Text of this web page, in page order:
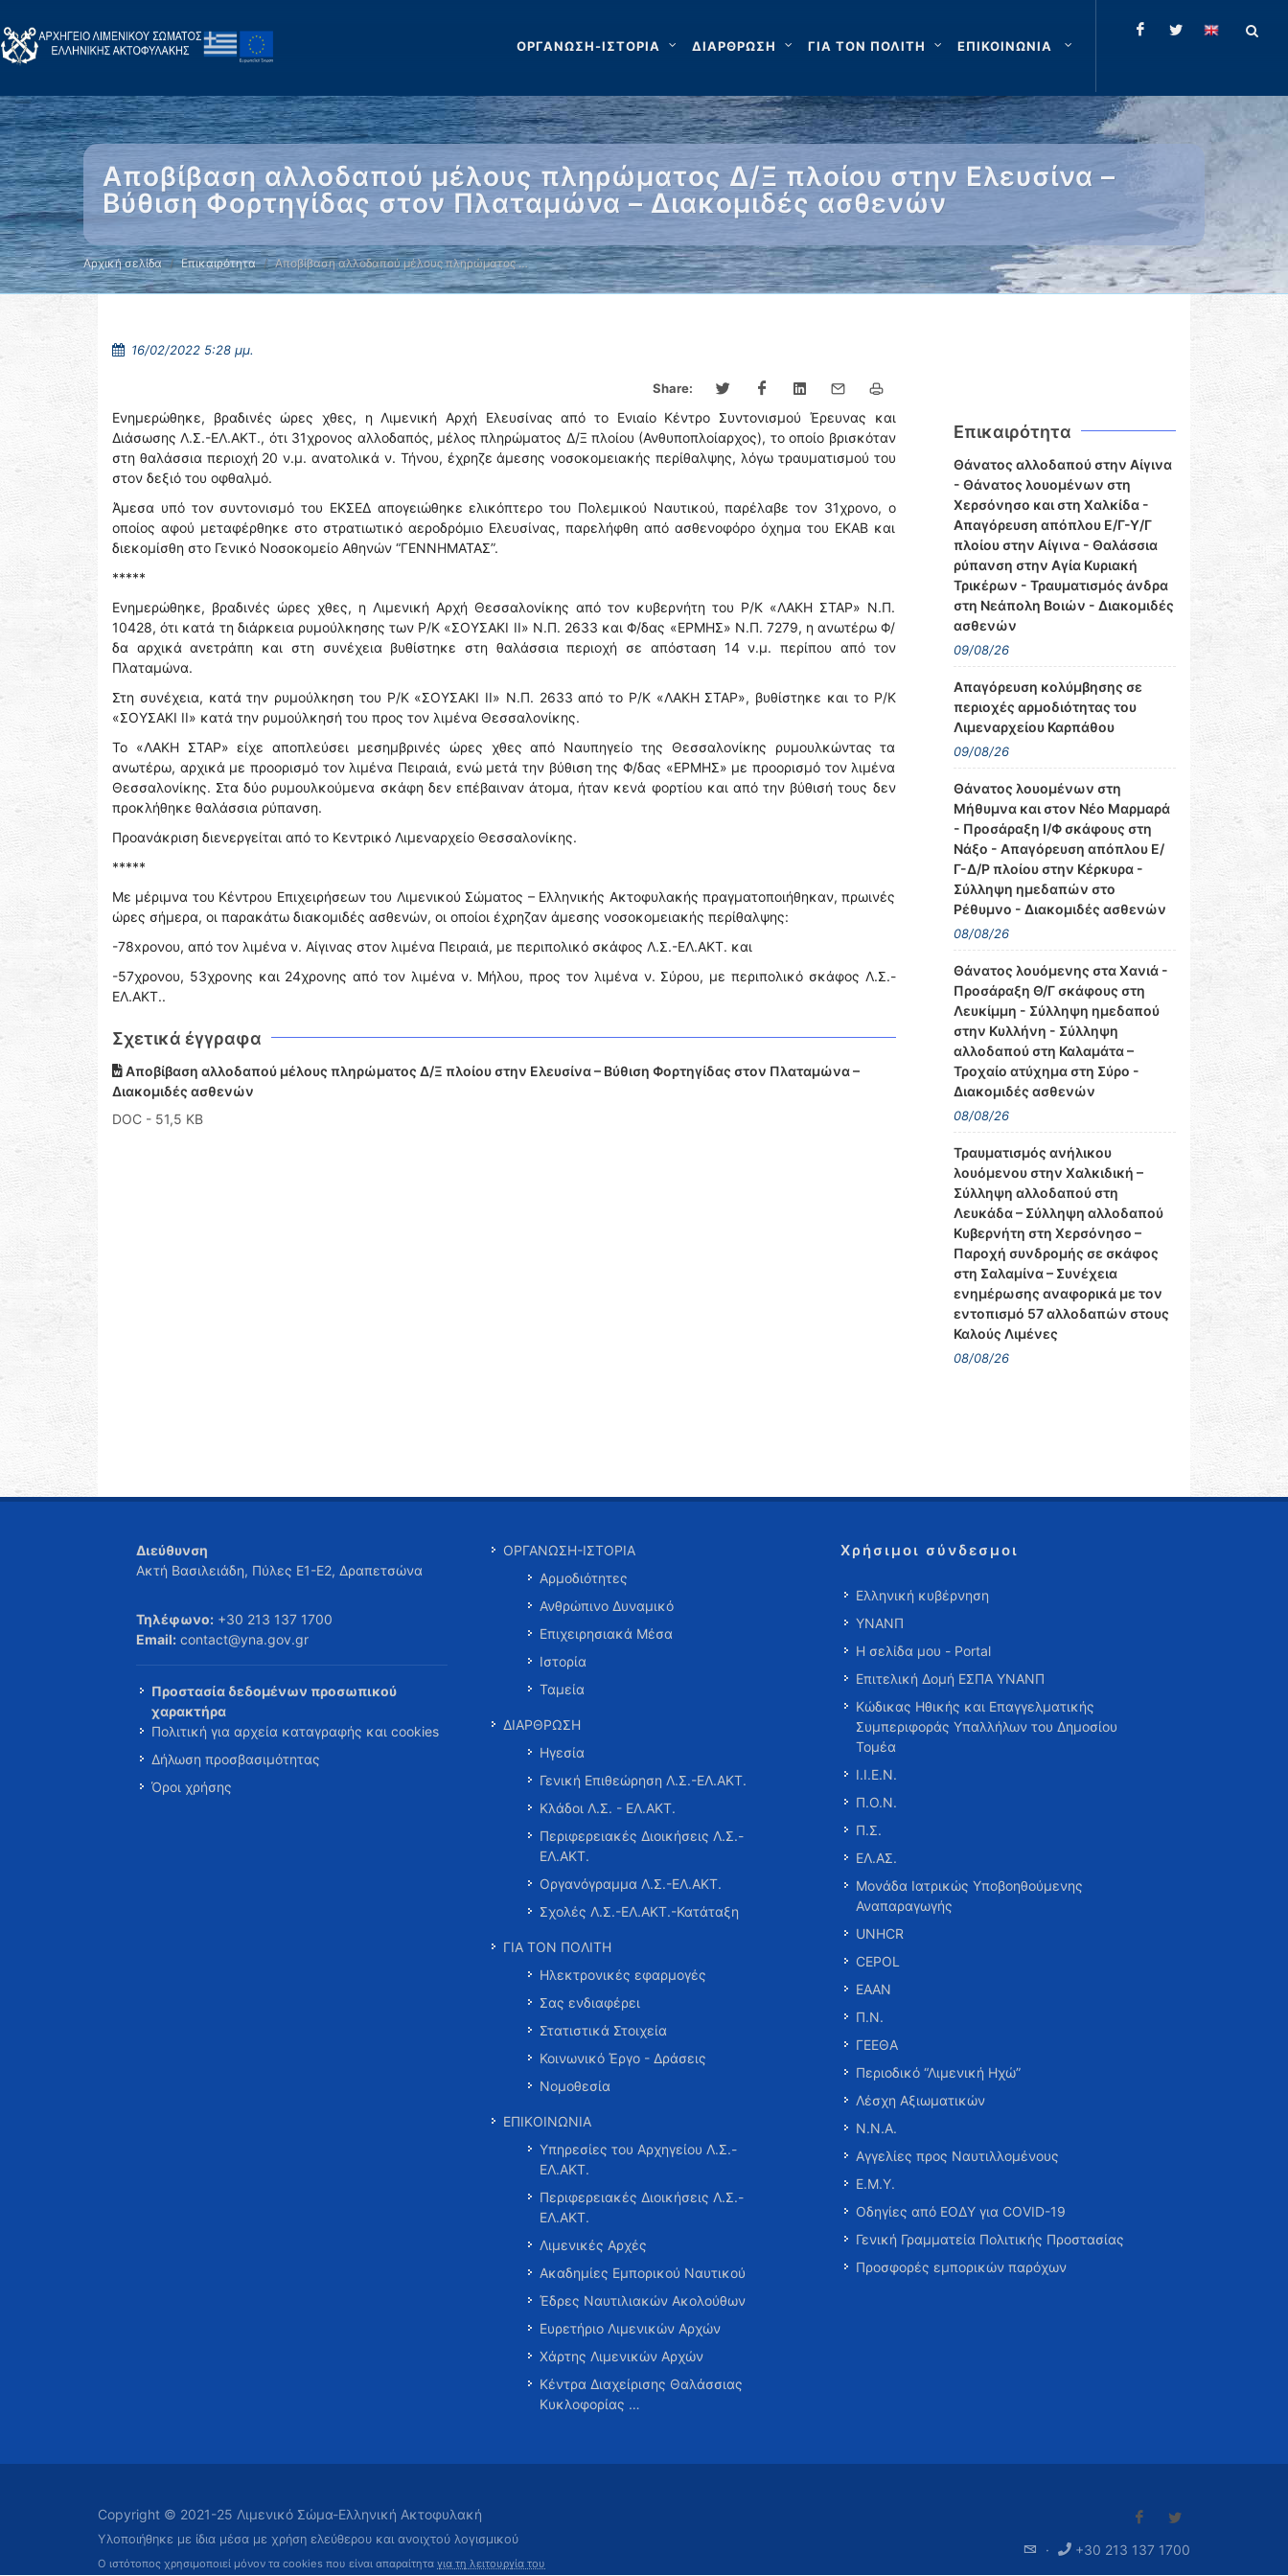
ΟΡΓΑΝΩΣΗ-ΙΣΤΟΡΙΑ ΔΙΑΡΘΡΩΣΗ ΓΙΑ ΤΟΝ ΠΟΛΙΤΗ ΕΠΙΚΟΙΝΩΝΙΑ
Αποβίβαση αλλοδαπού μέλους πληρώματος Δ/Ξ πλοίου στην Ελευσίνα –
Βύθιση Φορτηγίδας στον Πλαταμώνα – Διακομιδές ασθενών
Αρχική σελίδα Επικαιρότητα Αποβίβαση αλλοδαπού μέλους πληρώματος …
16/02/2022 5:28 μμ.
Share:
Ενημερώθηκε, βραδινές ώρες χθες, η Λιμενική Αρχή Ελευσίνας από το Ενιαίο Κέντρο Συντονισμού Έρευνας και
Διάσωσης Λ.Σ.-ΕΛ.ΑΚΤ., ότι 31χρονος αλλοδαπός, μέλος πληρώματος Δ/Ξ πλοίου (Ανθυποπλοίαρχος), το οποίο βρισκόταν
στη θαλάσσια περιοχή 20 ν.μ. ανατολικά ν. Τήνου, έχρηζε άμεσης νοσοκομειακής περίθαλψης, λόγω τραυματισμού του
στον δεξιό του οφθαλμό.
Άμεσα υπό τον συντονισμό του ΕΚΣΕΔ απογειώθηκε ελικόπτερο του Πολεμικού Ναυτικού, παρέλαβε τον 31χρονο, ο
οποίος αφού μεταφέρθηκε στο στρατιωτικό αεροδρόμιο Ελευσίνας, παρελήφθη από ασθενοφόρο όχημα του ΕΚΑΒ και
διεκομίσθη στο Γενικό Νοσοκομείο Αθηνών “ΓΕΝΝΗΜΑΤΑΣ”.
*****
Ενημερώθηκε, βραδινές ώρες χθες, η Λιμενική Αρχή Θεσσαλονίκης από τον κυβερνήτη του Ρ/Κ «ΛΑΚΗ ΣΤΑΡ» Ν.Π.
10428, ότι κατά τη διάρκεια ρυμούλκησης των Ρ/Κ «ΣΟΥΣΑΚΙ ΙΙ» Ν.Π. 2633 και Φ/δας «ΕΡΜΗΣ» Ν.Π. 7279, η ανωτέρω Φ/
δα αρχικά ανετράπη και στη συνέχεια βυθίστηκε στη θαλάσσια περιοχή σε απόσταση 14 ν.μ. περίπου από τον
Πλαταμώνα.
Στη συνέχεια, κατά την ρυμούλκηση του Ρ/Κ «ΣΟΥΣΑΚΙ ΙΙ» Ν.Π. 2633 από το Ρ/Κ «ΛΑΚΗ ΣΤΑΡ», βυθίστηκε και το Ρ/Κ
«ΣΟΥΣΑΚΙ ΙΙ» κατά την ρυμούλκησή του προς τον λιμένα Θεσσαλονίκης.
Το «ΛΑΚΗ ΣΤΑΡ» είχε αποπλεύσει μεσημβρινές ώρες χθες από Ναυπηγείο της Θεσσαλονίκης ρυμουλκώντας τα
ανωτέρω, αρχικά με προορισμό τον λιμένα Πειραιά, ενώ μετά την βύθιση της Φ/δας «ΕΡΜΗΣ» με προορισμό τον λιμένα
Θεσσαλονίκης. Στα δύο ρυμουλκούμενα σκάφη δεν επέβαιναν άτομα, ήταν κενά φορτίου και από την βύθισή τους δεν
προκλήθηκε θαλάσσια ρύπανση.
Προανάκριση διενεργείται από το Κεντρικό Λιμεναρχείο Θεσσαλονίκης.
*****
Με μέριμνα του Κέντρου Επιχειρήσεων του Λιμενικού Σώματος – Ελληνικής Ακτοφυλακής πραγματοποιήθηκαν, πρωινές
ώρες σήμερα, οι παρακάτω διακομιδές ασθενών, οι οποίοι έχρηζαν άμεσης νοσοκομειακής περίθαλψης:
-78xρονου, από τον λιμένα ν. Αίγινας στον λιμένα Πειραιά, με περιπολικό σκάφος Λ.Σ.-ΕΛ.ΑΚΤ. και
-57χρονου, 53χρονης και 24χρονης από τον λιμένα ν. Μήλου, προς τον λιμένα ν. Σύρου, με περιπολικό σκάφος Λ.Σ.-
ΕΛ.ΑΚΤ..
Σχετικά έγγραφα
Αποβίβαση αλλοδαπού μέλους πληρώματος Δ/Ξ πλοίου στην Ελευσίνα – Βύθιση Φορτηγίδας στον Πλαταμώνα –
Διακομιδές ασθενών
DOC - 51,5 KB
Επικαιρότητα
Θάνατος αλλοδαπού στην Αίγινα
- Θάνατος λουομένων στη
Χερσόνησο και στη Χαλκίδα -
Απαγόρευση απόπλου Ε/Γ-Υ/Γ
πλοίου στην Αίγινα - Θαλάσσια
ρύπανση στην Αγία Κυριακή
Τρικέρων - Τραυματισμός άνδρα
στη Νεάπολη Βοιών - Διακομιδές
ασθενών
09/08/26
Απαγόρευση κολύμβησης σε
περιοχές αρμοδιότητας του
Λιμεναρχείου Καρπάθου
09/08/26
Θάνατος λουομένων στη
Μήθυμνα και στον Νέο Μαρμαρά
- Προσάραξη Ι/Φ σκάφους στη
Νάξο - Απαγόρευση απόπλου Ε/
Γ-Δ/Ρ πλοίου στην Κέρκυρα -
Σύλληψη ημεδαπών στο
Ρέθυμνο - Διακομιδές ασθενών
08/08/26
Θάνατος λουόμενης στα Χανιά -
Προσάραξη Θ/Γ σκάφους στη
Λευκίμμη - Σύλληψη ημεδαπού
στην Κυλλήνη - Σύλληψη
αλλοδαπού στη Καλαμάτα –
Τροχαίο ατύχημα στη Σύρο -
Διακομιδές ασθενών
08/08/26
Τραυματισμός ανήλικου
λουόμενου στην Χαλκιδική –
Σύλληψη αλλοδαπού στη
Λευκάδα – Σύλληψη αλλοδαπού
Κυβερνήτη στη Χερσόνησο –
Παροχή συνδρομής σε σκάφος
στη Σαλαμίνα – Συνέχεια
ενημέρωσης αναφορικά με τον
εντοπισμό 57 αλλοδαπών στους
Καλούς Λιμένες
08/08/26
Διεύθυνση
Ακτή Βασιλειάδη, Πύλες Ε1-Ε2, Δραπετσώνα
Τηλέφωνο: +30 213 137 1700
Email: contact@yna.gov.gr
Προστασία δεδομένων προσωπικού
χαρακτήρα
Πολιτική για αρχεία καταγραφής και cookies
Δήλωση προσβασιμότητας
Όροι χρήσης
ΟΡΓΑΝΩΣΗ-ΙΣΤΟΡΙΑ
Αρμοδιότητες
Ανθρώπινο Δυναμικό
Επιχειρησιακά Μέσα
Ιστορία
Ταμεία
ΔΙΑΡΘΡΩΣΗ
Ηγεσία
Γενική Επιθεώρηση Λ.Σ.-ΕΛ.ΑΚΤ.
Κλάδοι Λ.Σ. - ΕΛ.ΑΚΤ.
Περιφερειακές Διοικήσεις Λ.Σ.-
ΕΛ.ΑΚΤ.
Οργανόγραμμα Λ.Σ.-ΕΛ.ΑΚΤ.
Σχολές Λ.Σ.-ΕΛ.ΑΚΤ.-Κατάταξη
ΓΙΑ ΤΟΝ ΠΟΛΙΤΗ
Ηλεκτρονικές εφαρμογές
Σας ενδιαφέρει
Στατιστικά Στοιχεία
Κοινωνικό Έργο - Δράσεις
Νομοθεσία
ΕΠΙΚΟΙΝΩΝΙΑ
Υπηρεσίες του Αρχηγείου Λ.Σ.-
ΕΛ.ΑΚΤ.
Περιφερειακές Διοικήσεις Λ.Σ.-
ΕΛ.ΑΚΤ.
Λιμενικές Αρχές
Ακαδημίες Εμπορικού Ναυτικού
Έδρες Ναυτιλιακών Ακολούθων
Ευρετήριο Λιμενικών Αρχών
Χάρτης Λιμενικών Αρχών
Κέντρα Διαχείρισης Θαλάσσιας
Κυκλοφορίας …
Χρήσιμοι σύνδεσμοι
Ελληνική κυβέρνηση
ΥΝΑΝΠ
Η σελίδα μου - Portal
Επιτελική Δομή ΕΣΠΑ ΥΝΑΝΠ
Κώδικας Ηθικής και Επαγγελματικής
Συμπεριφοράς Υπαλλήλων του Δημοσίου
Τομέα
Ι.Ι.Ε.Ν.
Π.Ο.Ν.
Π.Σ.
ΕΛ.ΑΣ.
Μονάδα Ιατρικώς Υποβοηθούμενης
Αναπαραγωγής
UNHCR
CEPOL
ΕΑΑΝ
Π.Ν.
ΓΕΕΘΑ
Περιοδικό “Λιμενική Ηχώ”
Λέσχη Αξιωματικών
Ν.Ν.Α.
Αγγελίες προς Ναυτιλλομένους
Ε.Μ.Υ.
Οδηγίες από ΕΟΔΥ για COVID-19
Γενική Γραμματεία Πολιτικής Προστασίας
Προσφορές εμπορικών παρόχων
Copyright © 2021-25 Λιμενικό Σώμα-Ελληνική Ακτοφυλακή
Υλοποιήθηκε με ίδια μέσα με χρήση ελεύθερου και ανοιχτού λογισμικού
Ο ιστότοπος χρησιμοποιεί μόνον τα cookies που είναι απαραίτητα για τη λειτουργία του
· +30 213 137 1700